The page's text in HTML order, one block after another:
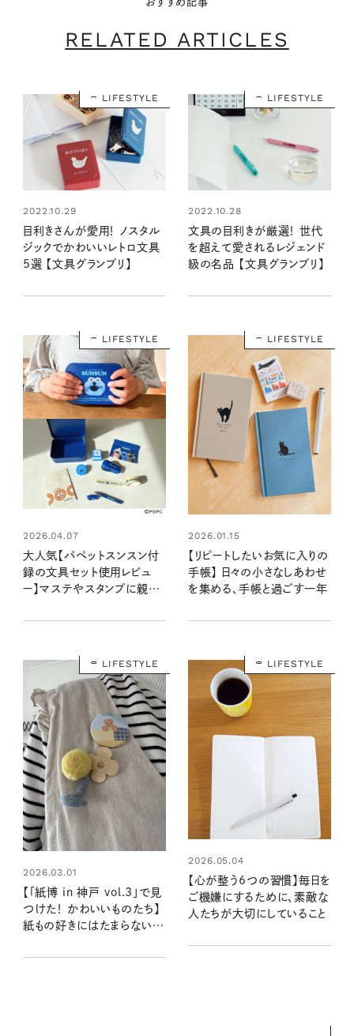
RELATED ARTICLES
LIFESTYLE
2022.10.29
目利きさんが愛用！ ノスタル
ジックでかわいいレトロ文具
5選 【文具グランプリ】
LIFESTYLE
2022.10.28
文具の目利きが厳選！ 世代
を超えて愛されるレジェンド
級の名品 【文具グランプリ】
LIFESTYLE
2026.04.07
大人気【パペットスンスン付
録の文具セット使用レビュ
ー】マステやスタンプに親子
使ってかわいい！
LIFESTYLE
2026.01.15
【リピートしたいお気に入りの
手帳】 日々の小さなしあわせ
を集める、手帳と過ごす一年
LIFESTYLE
2026.03.01
【「紙博 in 神戸 vol.3」で見
つけた！ かわいいものたち】
紙もの好きにはたまらない！
つかる大人気イベント参加レ
LIFESTYLE
2026.05.04
【心が整う6つの習慣】毎日を
ご機嫌にするために、素敵な
人たちが大切にしていること